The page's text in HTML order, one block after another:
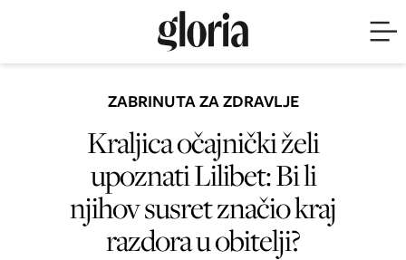
ZABRINUTA ZA ZDRAVLJE
Kraljica očajnički želi
upoznati Lilibet: Bi li
njihov susret značio kraj
razdora u obitelji?